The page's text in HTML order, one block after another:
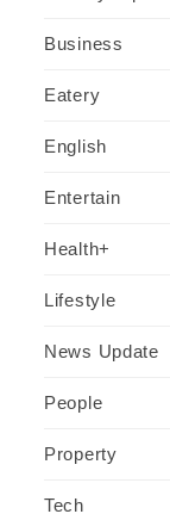
Business
Eatery
English
Entertain
Health+
Lifestyle
News Update
People
Property
Tech